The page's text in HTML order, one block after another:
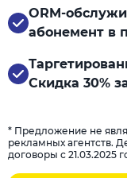
ORM-
абонемент в
Скидка 30%
* Предложение не
рекламных агентств.
договоры с 21.03.2025